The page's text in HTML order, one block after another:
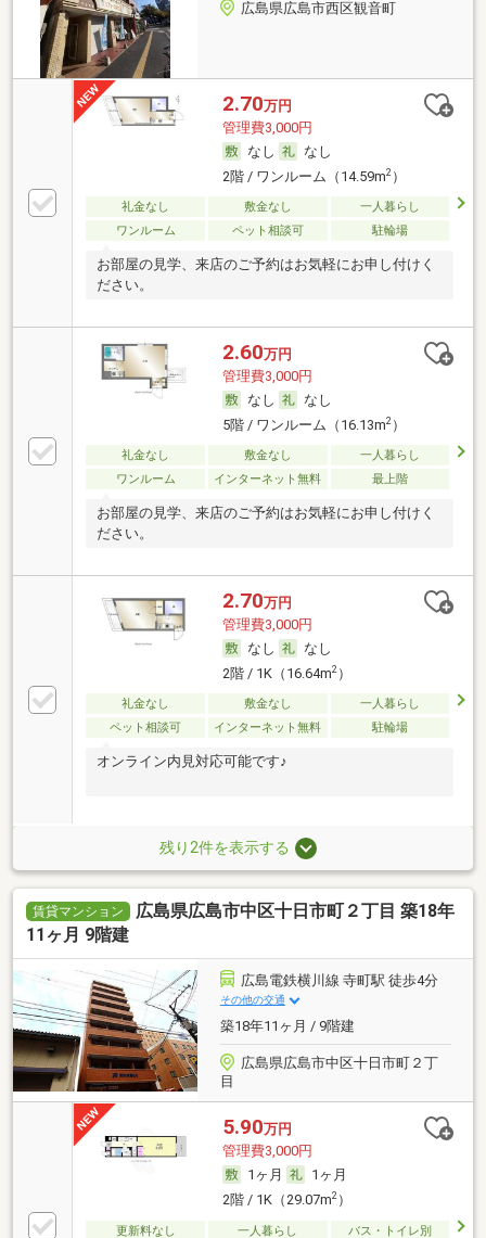
広島県広島市西区観音町
2.70万円
管理費3,000円
なし
なし
2階 / ワンルーム（14.59m2）
礼金なし 敷金なし
一人暮らし
ワンルーム
ペット相談可 駐輪場
お部屋の見学、来店のご予約はお気軽にお申し付けく
ださい。
2.60万円
管理費3,000円
なし
なし
5階 / ワンルーム（16.13m2）
礼金なし 敷金なし
一人暮らし
ワンルーム
インターネット無料 最上階
お部屋の見学、来店のご予約はお気軽にお申し付けく
ださい。
2.70万円
管理費3,000円
なし
なし
2階 / 1K（16.64m2）
礼金なし 敷金なし
一人暮らし
ペット相談可
インターネット無料 駐輪場
オンライン内見対応可能です♪
残り2件を表示する
賃貸マンション
広島県広島市中区十日市町２丁目 築18年
11ヶ月 9階建
広島電鉄横川線 寺町駅 徒歩4分
その他の交通
築18年11ヶ月 / 9階建
広島県広島市中区十日市町２丁
目
5.90万円
管理費3,000円
1ヶ月
1ヶ月
2階 / 1K（29.07m2）
更新料なし 一人暮らし
バス・トイレ別